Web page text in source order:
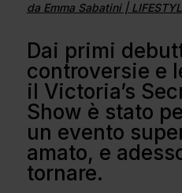
da Emma Sabatini|
Dai primi
controversie e
il Victoria’s
Show è stato
un evento
amato, e
tornare.